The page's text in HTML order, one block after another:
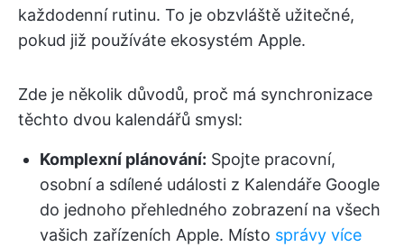
každodenní rutinu. To je obzvláště užitečné,
pokud již používáte ekosystém Apple.
Zde je několik důvodů, proč má synchronizace
těchto dvou kalendářů smysl:
Komplexní plánování: Spojte pracovní,
osobní a sdílené události z Kalendáře Google
do jednoho přehledného zobrazení na všech
vašich zařízeních Apple. Místo správy více